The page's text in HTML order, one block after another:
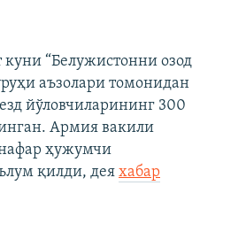
куни “Белужистонни озод
аъзолари томонидан
йўловчиларининг 300
Армия вакили
ҳужумчи
қилди, дея хабар